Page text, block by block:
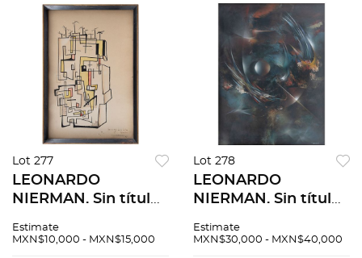
Lot 277
LEONARDO
NIERMAN. Sin título.
57. Tinta sobre papel.
Estimate
MXN$10,000 - MXN$15,000
Lot 278
LEONARDO
NIERMAN. Sin título.
sobre masonite. 78.5
Estimate
MXN$30,000 - MXN$40,000